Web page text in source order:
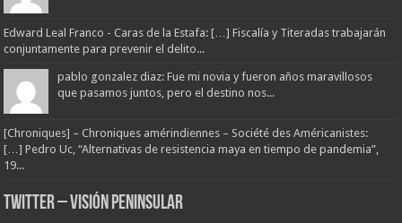
Edward Leal Franco - Caras de la Estafa: […] Fiscalía y Titeradas trabajarán
conjuntamente para prevenir el delito...
pablo gonzalez diaz: Fue mi novia y fueron años maravillosos
que pasamos juntos, pero el destino nos...
[Chroniques] – Chroniques amérindiennes – Société des Américanistes:
[…] Pedro Uc, “Alternativas de resistencia maya en tiempo de pandemia”,
19...
Twitter – Visión Peninsular